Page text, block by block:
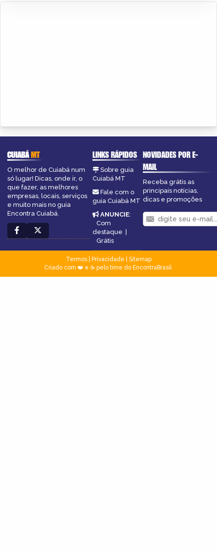
CUIABÁMT
O melhor de Cuiabá num
só lugar! Dicas, onde ir, o
que fazer, as melhores
empresas, locais, serviços
e muito mais no guia
Encontra Cuiabá.
LINKS RÁPIDOS
Sobre guia
Cuiabá MT
Fale com o
guia Cuiabá MT
ANUNCIE:
Com
destaque |
Grátis
NOVIDADES POR E-
MAIL
Receba grátis as
principais notícias,
dicas e promoções
Termos| Privacidade
Sitemap
Criado com ❤️ e ☕ pelo time do EncontraBrasil